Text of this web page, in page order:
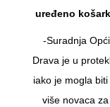
uređeno
-Suradnja
Drava je u
iako je mogla
više novaca